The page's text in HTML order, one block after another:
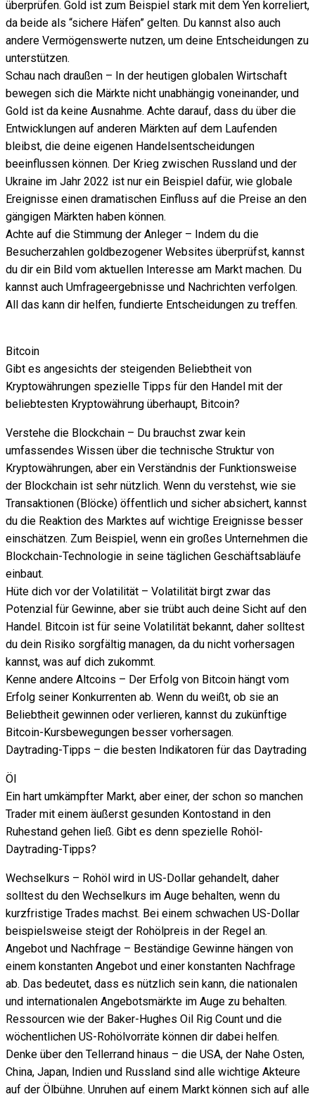
überprüfen. Gold ist zum Beispiel stark mit dem Yen korreliert,
da beide als “sichere Häfen” gelten. Du kannst also auch
andere Vermögenswerte nutzen, um deine Entscheidungen zu
unterstützen.
Schau nach draußen – In der heutigen globalen Wirtschaft
bewegen sich die Märkte nicht unabhängig voneinander, und
Gold ist da keine Ausnahme. Achte darauf, dass du über die
Entwicklungen auf anderen Märkten auf dem Laufenden
bleibst, die deine eigenen Handelsentscheidungen
beeinflussen können. Der Krieg zwischen Russland und der
Ukraine im Jahr 2022 ist nur ein Beispiel dafür, wie globale
Ereignisse einen dramatischen Einfluss auf die Preise an den
gängigen Märkten haben können.
Achte auf die Stimmung der Anleger – Indem du die
Besucherzahlen goldbezogener Websites überprüfst, kannst
du dir ein Bild vom aktuellen Interesse am Markt machen. Du
kannst auch Umfrageergebnisse und Nachrichten verfolgen.
All das kann dir helfen, fundierte Entscheidungen zu treffen.
Bitcoin
Gibt es angesichts der steigenden Beliebtheit von
Kryptowährungen spezielle Tipps für den Handel mit der
beliebtesten Kryptowährung überhaupt, Bitcoin?
Verstehe die Blockchain – Du brauchst zwar kein
umfassendes Wissen über die technische Struktur von
Kryptowährungen, aber ein Verständnis der Funktionsweise
der Blockchain ist sehr nützlich. Wenn du verstehst, wie sie
Transaktionen (Blöcke) öffentlich und sicher absichert, kannst
du die Reaktion des Marktes auf wichtige Ereignisse besser
einschätzen. Zum Beispiel, wenn ein großes Unternehmen die
Blockchain-Technologie in seine täglichen Geschäftsabläufe
einbaut.
Hüte dich vor der Volatilität – Volatilität birgt zwar das
Potenzial für Gewinne, aber sie trübt auch deine Sicht auf den
Handel. Bitcoin ist für seine Volatilität bekannt, daher solltest
du dein Risiko sorgfältig managen, da du nicht vorhersagen
kannst, was auf dich zukommt.
Kenne andere Altcoins – Der Erfolg von Bitcoin hängt vom
Erfolg seiner Konkurrenten ab. Wenn du weißt, ob sie an
Beliebtheit gewinnen oder verlieren, kannst du zukünftige
Bitcoin-Kursbewegungen besser vorhersagen.
Daytrading-Tipps – die besten Indikatoren für das Daytrading
Öl
Ein hart umkämpfter Markt, aber einer, der schon so manchen
Trader mit einem äußerst gesunden Kontostand in den
Ruhestand gehen ließ. Gibt es denn spezielle Rohöl-
Daytrading-Tipps?
Wechselkurs – Rohöl wird in US-Dollar gehandelt, daher
solltest du den Wechselkurs im Auge behalten, wenn du
kurzfristige Trades machst. Bei einem schwachen US-Dollar
beispielsweise steigt der Rohölpreis in der Regel an.
Angebot und Nachfrage – Beständige Gewinne hängen von
einem konstanten Angebot und einer konstanten Nachfrage
ab. Das bedeutet, dass es nützlich sein kann, die nationalen
und internationalen Angebotsmärkte im Auge zu behalten.
Ressourcen wie der Baker-Hughes Oil Rig Count und die
wöchentlichen US-Rohölvorräte können dir dabei helfen.
Denke über den Tellerrand hinaus – die USA, der Nahe Osten,
China, Japan, Indien und Russland sind alle wichtige Akteure
auf der Ölbühne. Unruhen auf einem Markt können sich auf alle